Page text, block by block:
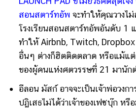
สอนสตาร์ทอัพ จะทำให้คุณวางไม่
โรงเรียนสอนสตาร์ทอัพอันดับ 1
ทำให้ Airbnb, Twitch,
อื่นๆ ต่างก็ฮิตติดตลาด หรือแม้แต่
ของผู้คนแห่งศตวรรษที่ 21 มานัก
อีลอน มัสก์ อาจจะเป็นเจ้าพ่อวงก
ปฏิเสธไม่ได้ว่าเจ้าของเฟซบุ๊ก หรื